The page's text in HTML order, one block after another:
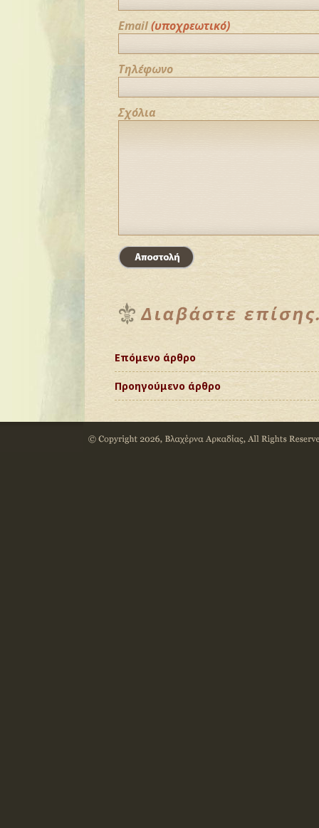
Email(υποχρεωτικό)
Τηλέφωνο
Σχόλια
Επόμενο άρθρο
Προηγούμενο άρθρο